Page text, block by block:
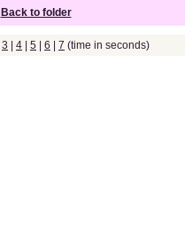
Back to folder
3 4 5 6 7 (time in seconds)